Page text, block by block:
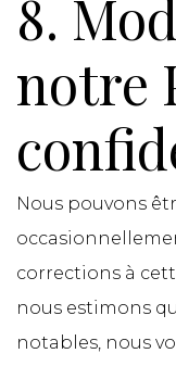
8.
notre
Nous pouvons
corrections à
nous estimons
notables, nous